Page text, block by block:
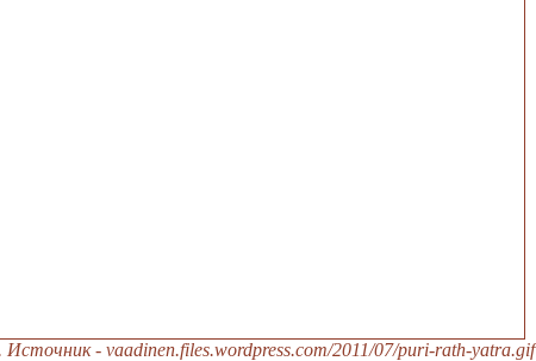
- vaadinen.files.wordpress.com/2011/07/puri-rath-yatra.gif